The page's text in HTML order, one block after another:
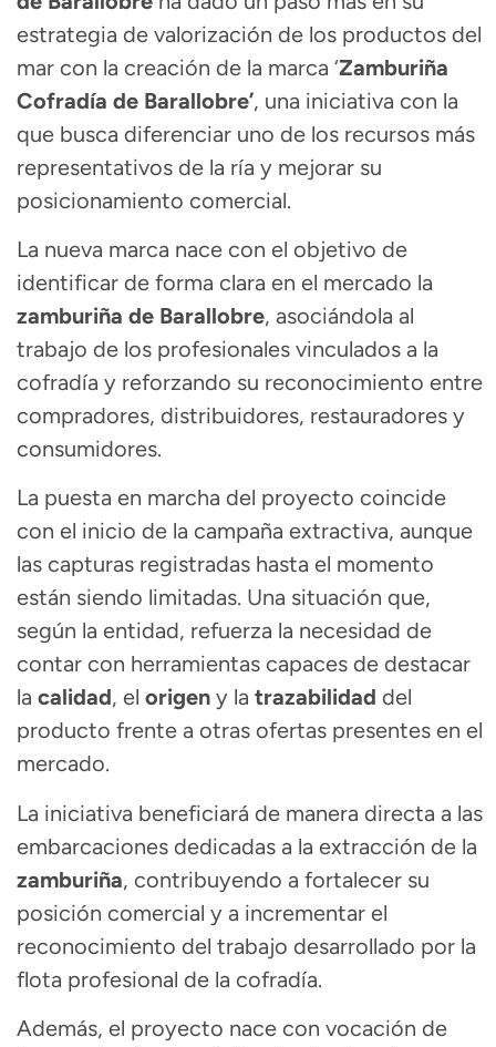
estrategia de valorización de los productos del
mar con la creación de la marca ‘Zamburiña
Cofradía de Barallobre’, una iniciativa con la
que busca diferenciar uno de los recursos más
representativos de la ría y mejorar su
posicionamiento comercial.
La nueva marca nace con el objetivo de
identificar de forma clara en el mercado la
zamburiña de Barallobre, asociándola al
trabajo de los profesionales vinculados a la
cofradía y reforzando su reconocimiento entre
compradores, distribuidores, restauradores y
consumidores.
La puesta en marcha del proyecto coincide
con el inicio de la campaña extractiva, aunque
las capturas registradas hasta el momento
están siendo limitadas. Una situación que,
según la entidad, refuerza la necesidad de
contar con herramientas capaces de destacar
la calidad, el origen y la trazabilidad del
producto frente a otras ofertas presentes en el
mercado.
La iniciativa beneficiará de manera directa a las
embarcaciones dedicadas a la extracción de la
zamburiña, contribuyendo a fortalecer su
posición comercial y a incrementar el
reconocimiento del trabajo desarrollado por la
flota profesional de la cofradía.
Además, el proyecto nace con vocación de